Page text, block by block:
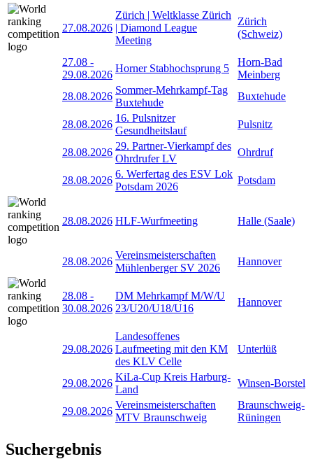
27.08.2026
Zürich | Weltklasse Zürich
| Diamond League
Meeting
Zürich
(Schweiz)
27.08 -
29.08.2026
Horner Stabhochsprung 5
Horn-Bad
Meinberg
28.08.2026
Sommer-Mehrkampf-Tag
Buxtehude
Buxtehude
28.08.2026
16. Pulsnitzer
Gesundheitslauf
Pulsnitz
28.08.2026
29. Partner-Vierkampf des
Ohrdrufer LV
Ohrdruf
28.08.2026
6. Werfertag des ESV Lok
Potsdam 2026
Potsdam
28.08.2026 HLF-Wurfmeeting Halle (Saale)
28.08.2026
Vereinsmeisterschaften
Mühlenberger SV 2026
Hannover
28.08 -
30.08.2026
DM Mehrkampf M/W/U
23/U20/U18/U16
Hannover
29.08.2026
Landesoffenes
Laufmeeting mit den KM
des KLV Celle
Unterlüß
29.08.2026
KiLa-Cup Kreis Harburg-
Land
Winsen-Borstel
29.08.2026
Vereinsmeisterschaften
MTV Braunschweig
Braunschweig-
Rüningen
Suchergebnis